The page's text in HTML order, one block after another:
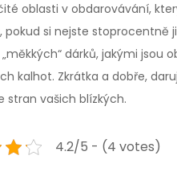
oblasti v obdarovávání,
pokud si nejste stoprocentně
dárků, jakými
kalhot. Zkrátka a dobře,
stran vašich blízkých.
4.2/5 - (4 votes)